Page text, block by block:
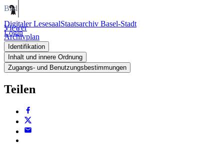
Digitaler LesesaalStaatsarchiv Basel-Stadt
Login
Bild
Viewer
Archivplan
Identifikation
Inhalt und innere Ordnung
Zugangs- und Benutzungsbestimmungen
Teilen